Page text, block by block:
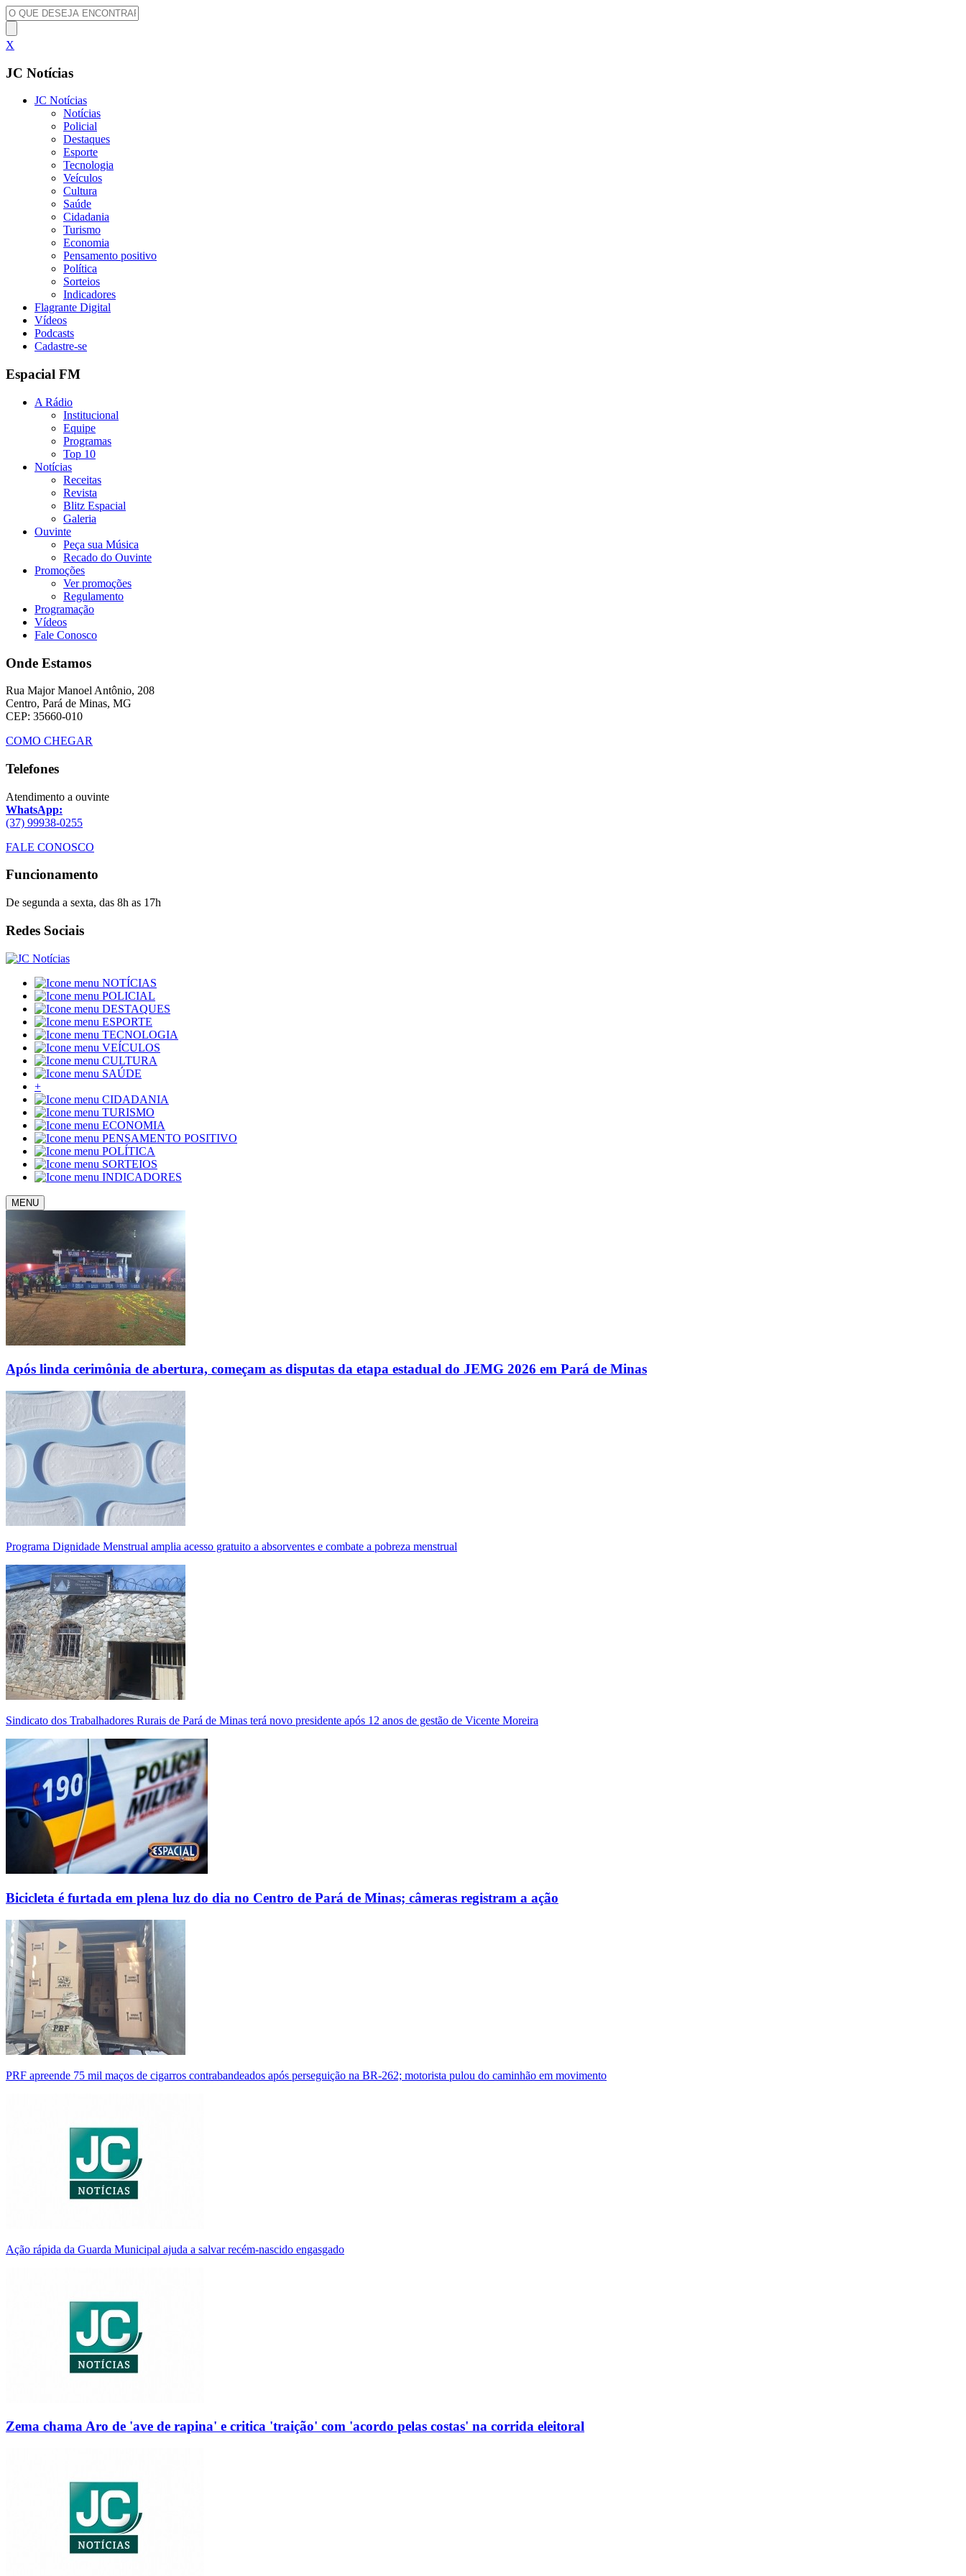
X
JC Notícias
JC Notícias
Notícias
Policial
Destaques
Esporte
Tecnologia
Veículos
Cultura
Saúde
Cidadania
Turismo
Economia
Pensamento positivo
Política
Sorteios
Indicadores
Flagrante Digital
Vídeos
Podcasts
Cadastre-se
Espacial FM
A Rádio
Institucional
Equipe
Programas
Top 10
Notícias
Receitas
Revista
Blitz Espacial
Galeria
Ouvinte
Peça sua Música
Recado do Ouvinte
Promoções
Ver promoções
Regulamento
Programação
Vídeos
Fale Conosco
Onde Estamos
Rua Major Manoel Antônio, 208
Centro, Pará de Minas, MG
CEP: 35660-010
COMO CHEGAR
Telefones
Atendimento a ouvinte
WhatsApp:
(37) 99938-0255
FALE CONOSCO
Funcionamento
De segunda a sexta, das 8h as 17h
Redes Sociais
NOTÍCIAS
POLICIAL
DESTAQUES
ESPORTE
TECNOLOGIA
VEÍCULOS
CULTURA
SAÚDE
+
CIDADANIA
TURISMO
ECONOMIA
PENSAMENTO POSITIVO
POLÍTICA
SORTEIOS
INDICADORES
MENU
Após linda cerimônia de abertura, começam as disputas da etapa estadual do JEMG 2026 em Pará de Minas
Programa Dignidade Menstrual amplia acesso gratuito a absorventes e combate a pobreza menstrual
Sindicato dos Trabalhadores Rurais de Pará de Minas terá novo presidente após 12 anos de gestão de Vicente Moreira
Bicicleta é furtada em plena luz do dia no Centro de Pará de Minas; câmeras registram a ação
PRF apreende 75 mil maços de cigarros contrabandeados após perseguição na BR-262; motorista pulou do caminhão em movimento
Ação rápida da Guarda Municipal ajuda a salvar recém-nascido engasgado
Zema chama Aro de 'ave de rapina' e critica 'traição' com 'acordo pelas costas' na corrida eleitoral